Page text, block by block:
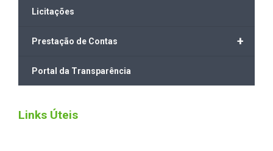
Licitações
+
Prestação de Contas
Portal da Transparência
Links Úteis